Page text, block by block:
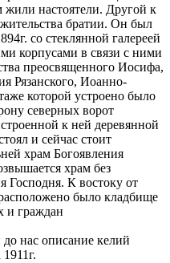
настоятели. Другой к
братии. Он был
со стеклянной галереей
корпусами в связи с ними
преосвященного Иосифа,
Рязанского, Иоанно-
которой устроено было
северных ворот
к ней деревянной
и сейчас стоит
храм Богоявления
храм без
Господня. К востоку от
было кладбище
и граждан
нас описание келий